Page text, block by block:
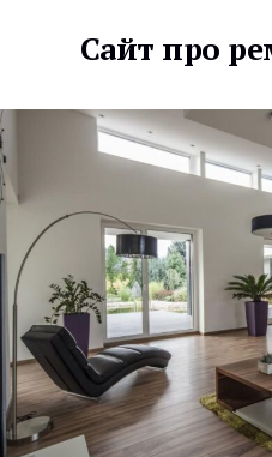
Сайт про